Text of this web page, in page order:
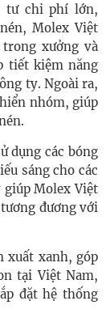
tư chi phí lớn,
Molex Việt
xưởng và
tiết kiệm năng
ty. Ngoài ra,
nhóm, giúp
dụng các bóng
sáng cho các
Molex Việt
đương với
xuất xanh, góp
tại Việt Nam,
đặt hệ thống